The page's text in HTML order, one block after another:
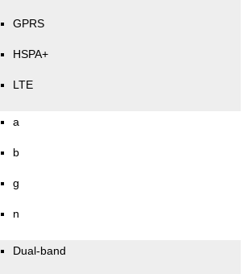
GPRS
HSPA+
LTE
a
b
g
n
Dual-band